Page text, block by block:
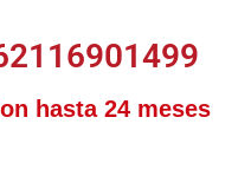
hasta 24 meses